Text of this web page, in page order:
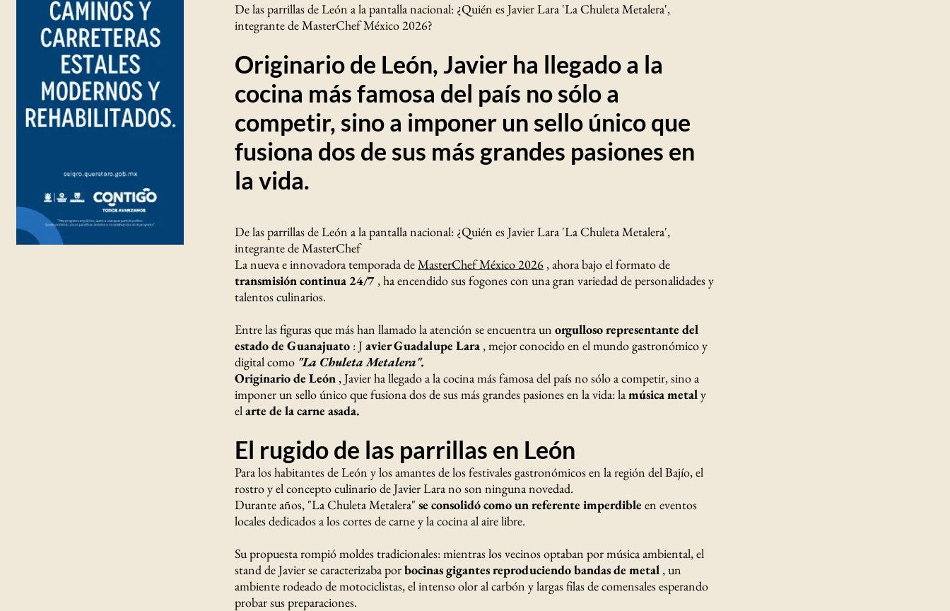
De las parrillas de León a la pantalla nacional: ¿Quién es Javier Lara 'La Chuleta Metalera',
integrante de MasterChef México 2026?
Originario de León, Javier ha llegado a la
cocina más famosa del país no sólo a
competir, sino a imponer un sello único que
fusiona dos de sus más grandes pasiones en
la vida.
De las parrillas de León a la pantalla nacional: ¿Quién es Javier Lara 'La Chuleta Metalera',
integrante de MasterChef
La nueva e innovadora temporada deMasterChef México 2026, ahora bajo el formato de
transmisión continua 24/7, ha encendido sus fogones con una gran variedad de personalidades y
talentos culinarios.
Entre las figuras que más han llamado la atención se encuentra un orgulloso representante del
estado de Guanajuato : Javier Guadalupe Lara, mejor conocido en el mundo gastronómico y
digital como "La Chuleta Metalera".
Originario de León, Javier ha llegado a la cocina más famosa del país no sólo a competir, sino a
imponer un sello único que fusiona dos de sus más grandes pasiones en la vida: lamúsica metaly
elarte de la carne asada.
El rugido de las parrillas en León
Para los habitantes de León y los amantes de los festivales gastronómicos en la región del Bajío, el
rostro y el concepto culinario de Javier Lara no son ninguna novedad.
Durante años, "La Chuleta Metalera" se consolidó como un referente imperdible en eventos
locales dedicados a los cortes de carne y la cocina al aire libre.
Su propuesta rompió moldes tradicionales: mientras los vecinos optaban por música ambiental, el
stand de Javier se caracterizaba porbocinas gigantes reproduciendo bandas de metal, un
ambiente rodeado de motociclistas, el intenso olor al carbón y largas filas de comensales esperando
probar sus preparaciones.